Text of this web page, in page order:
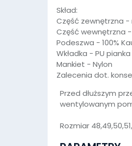
Skład:
Część zewnętrzna -
Część wewnętrzna
Podeszwa - 100%
Wkładka - PU pianka
Mankiet - Nylon
Zalecenia dot.
Przed dłuższym
wentylowanym
Rozmiar